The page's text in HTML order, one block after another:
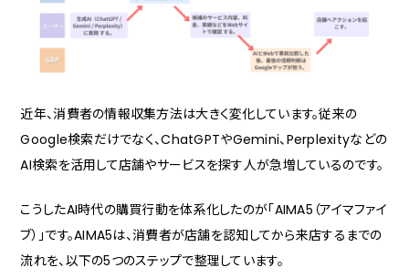
近年、消費者の情報収集方法は大きく変化しています。従来の
Google検索だけでなく、ChatGPTやGemini、Perplexityなどの
AI検索を活用して店舗やサービスを探す人が急増しているのです。
こうしたAI時代の購買行動を体系化したのが「AIMA5（アイマファイ
ブ）」です。AIMA5は、消費者が店舗を認知してから来店するまでの
流れを、以下の5つのステップで整理しています。